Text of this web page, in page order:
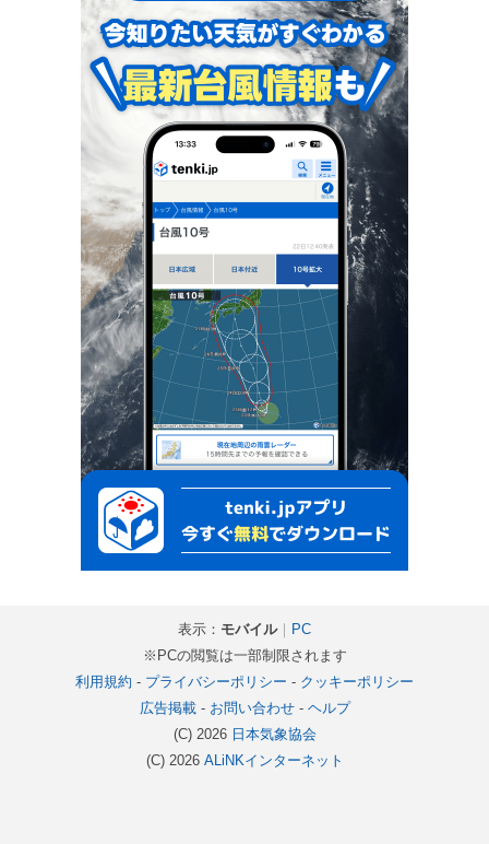
表示： モバイル｜
PC
※PCの閲覧は一部制限されます
利用規約 - プライバシーポリシー - クッキーポリシー
広告掲載- お問い合わせ- ヘルプ
(C) 2026 日本気象協会
(C) 2026 ALiNKインターネット